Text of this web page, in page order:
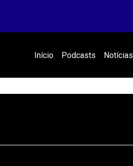
Início Podcasts Notícias